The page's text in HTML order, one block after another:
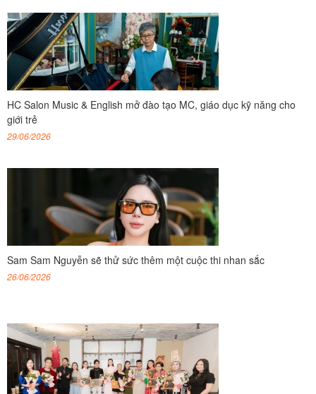
HC Salon Music & English mở đào tạo MC, giáo dục kỹ năng cho
giới trẻ
29/06/2026
Sam Sam Nguyễn sẽ thử sức thêm một cuộc thi nhan sắc
26/06/2026